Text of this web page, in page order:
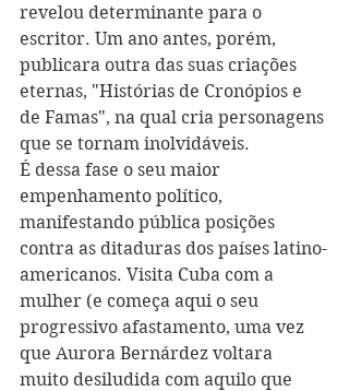
revelou determinante para o
escritor. Um ano antes, porém,
publicara outra das suas criações
eternas, "Histórias de Cronópios e
de Famas", na qual cria personagens
que se tornam inolvidáveis.
É dessa fase o seu maior
empenhamento político,
manifestando pública posições
contra as ditaduras dos países latino-
americanos. Visita Cuba com a
mulher (e começa aqui o seu
progressivo afastamento, uma vez
que Aurora Bernárdez voltara
muito desiludida com aquilo que